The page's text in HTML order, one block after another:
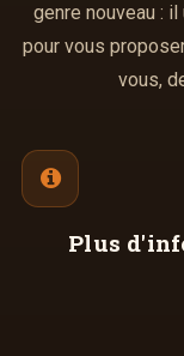
genre nouveau :
pour vous
vous,
Plus